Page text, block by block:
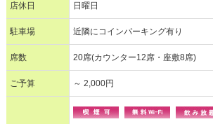
店休日 日曜日
駐車場 近隣にコインパーキング有り
席数 20席(カウンター12席・座敷8席)
ご予算 ～ 2,000円